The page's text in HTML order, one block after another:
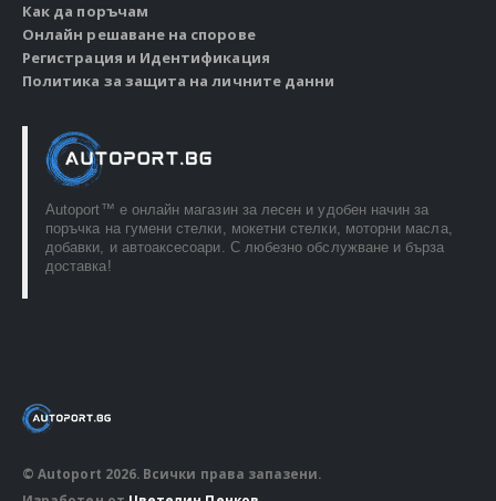
Как да поръчам
Онлайн решаване на спорове
Регистрация и Идентификация
Политика за защита на личните данни
Autoport™ e онлайн магазин за лесен и удобен начин за
поръчка на гумени стелки, мокетни стелки, моторни масла,
добавки, и автоаксесоари. С любезно обслужване и бърза
доставка!
© Autoport 2026. Всички права запазени.